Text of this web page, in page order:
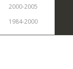
2000-2005
1984-2000